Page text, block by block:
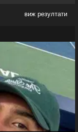
виж резултати